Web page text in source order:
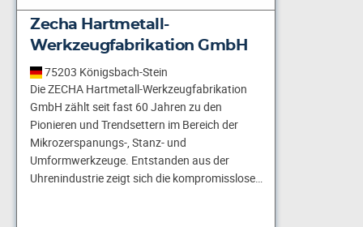
Zecha Hartmetall-
Werkzeugfabrikation GmbH
75203 Königsbach-Stein
Die ZECHA Hartmetall-Werkzeugfabrikation
GmbH zählt seit fast 60 Jahren zu den
Pionieren und Trendsettern im Bereich der
Mikrozerspanungs-, Stanz- und
Umformwerkzeuge. Entstanden aus der
Uhrenindustrie zeigt sich die kompromisslose…